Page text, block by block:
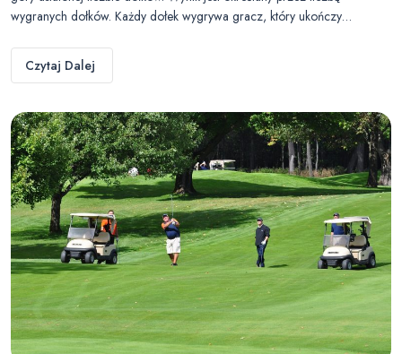
wygranych dołków. Każdy dołek wygrywa gracz, który ukończy…
Czytaj Dalej